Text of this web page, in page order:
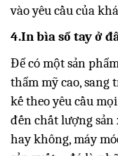
vào yêu cầu của
4.In bìa sổ tay ở
Để có một sản
thẩm mỹ cao,
kế theo yêu cầu
đến chất lượng sản
hay không, máy